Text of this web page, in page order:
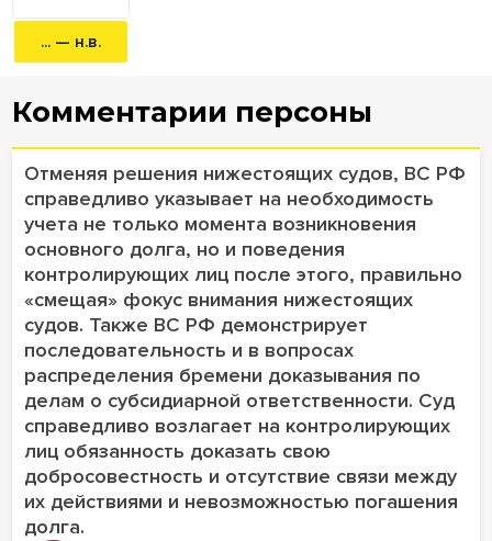
... — н.в.
Комментарии персоны
Отменяя решения нижестоящих судов, ВС РФ
справедливо указывает на необходимость
учета не только момента возникновения
основного долга, но и поведения
контролирующих лиц после этого, правильно
«смещая» фокус внимания нижестоящих
судов. Также ВС РФ демонстрирует
последовательность и в вопросах
распределения бремени доказывания по
делам о субсидиарной ответственности. Суд
справедливо возлагает на контролирующих
лиц обязанность доказать свою
добросовестность и отсутствие связи между
их действиями и невозможностью погашения
долга.